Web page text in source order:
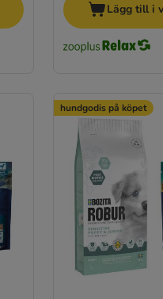
Lägg till i
hundgodis på köpet